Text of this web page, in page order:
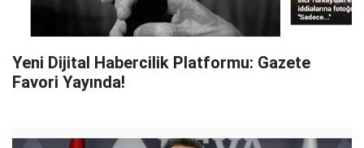
Yeni Dijital Habercilik Platformu: Gazete
Favori Yayında!